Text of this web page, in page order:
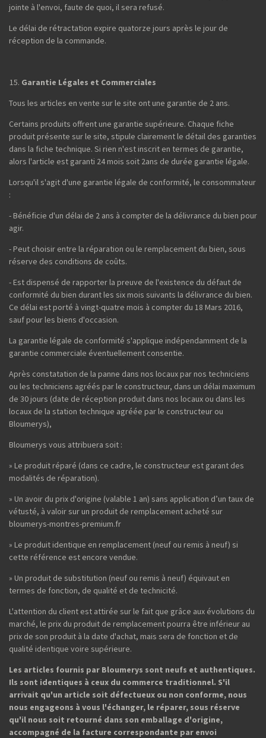
jointe à l'envoi, faute de quoi, il sera refusé.
Le délai de rétractation expire quatorze jours après le jour de
réception de la commande.
Garantie Légales et Commerciales
Tous les articles en vente sur le site ont une garantie de 2 ans.
Certains produits offrent une garantie supérieure. Chaque fiche
produit présente sur le site, stipule clairement le détail des garanties
dans la fiche technique. Si rien n'est inscrit en termes de garantie,
alors l'article est garanti 24 mois soit 2ans de durée garantie légale.
Lorsqu'il s'agit d'une garantie légale de conformité, le consommateur
:
- Bénéficie d'un délai de 2 ans à compter de la délivrance du bien pour
agir.
- Peut choisir entre la réparation ou le remplacement du bien, sous
réserve des conditions de coûts.
- Est dispensé de rapporter la preuve de l'existence du défaut de
conformité du bien durant les six mois suivants la délivrance du bien.
Ce délai est porté à vingt-quatre mois à compter du 18 Mars 2016,
sauf pour les biens d'occasion.
La garantie légale de conformité s'applique indépendamment de la
garantie commerciale éventuellement consentie.
Après constatation de la panne dans nos locaux par nos techniciens
ou les techniciens agréés par le constructeur, dans un délai maximum
de 30 jours (date de réception produit dans nos locaux ou dans les
locaux de la station technique agréée par le constructeur ou
Bloumerys),
Bloumerys vous attribuera soit :
» Le produit réparé (dans ce cadre, le constructeur est garant des
modalités de réparation).
» Un avoir du prix d'origine (valable 1 an) sans application d’un taux de
vétusté, à valoir sur un produit de remplacement acheté sur
bloumerys-montres-premium.fr
» Le produit identique en remplacement (neuf ou remis à neuf) si
cette référence est encore vendue.
» Un produit de substitution (neuf ou remis à neuf) équivaut en
termes de fonction, de qualité et de technicité.
L'attention du client est attirée sur le fait que grâce aux évolutions du
marché, le prix du produit de remplacement pourra être inférieur au
prix de son produit à la date d'achat, mais sera de fonction et de
qualité identique voire supérieure.
Les articles fournis par Bloumerys sont neufs et authentiques.
Ils sont identiques à ceux du commerce traditionnel. S'il
arrivait qu'un article soit défectueux ou non conforme, nous
nous engageons à vous l'échanger, le réparer, sous réserve
qu'il nous soit retourné dans son emballage d'origine,
accompagné de la facture correspondante par envoi